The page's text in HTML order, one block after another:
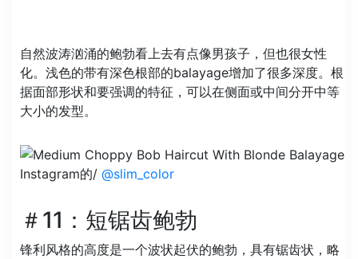
自然波涛汹涌的鲍勃看上去有点像男孩子，但也很女性
化。浅色的带有深色根部的balayage增加了很多深度。根
据面部形状和要强调的特征，可以在侧面或中间分开中等
大小的发型。
Instagram的/ @slim_color
＃11：短锯齿鲍勃
锋利风格的高度是一个波状起伏的鲍勃，具有锯齿状，略